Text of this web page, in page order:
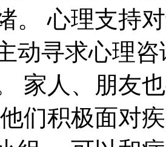
。 心理支持
动寻求心理
家人、朋友
们积极面对